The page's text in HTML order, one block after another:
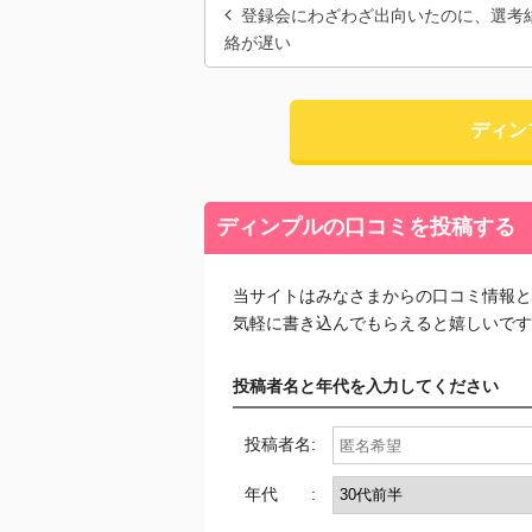
登録会にわざわざ出向いたのに、選考
絡が遅い
ディ
ディンプルの口コミを投稿する
当サイトはみなさまからの口コミ情報
気軽に書き込んでもらえると嬉しいで
投稿者名と年代を入力してください
投稿者名:
年代 :